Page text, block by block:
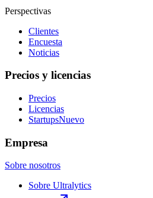
Perspectivas
Clientes
Encuesta
Noticias
Precios y licencias
Precios
Licencias
StartupsNuevo
Empresa
Sobre nosotros
Sobre Ultralytics